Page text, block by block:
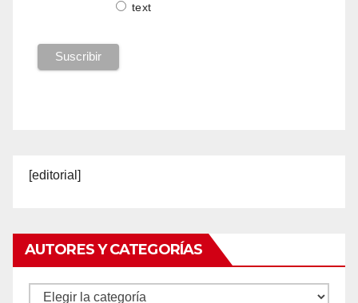
text
[editorial]
AUTORES Y CATEGORÍAS
Autores